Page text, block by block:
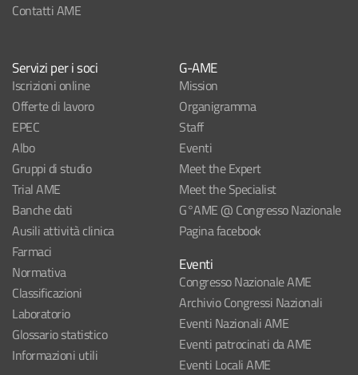
Contatti AME
Servizi per i soci
Iscrizioni online
Offerte di lavoro
EPEC
Albo
Gruppi di studio
Trial AME
Banche dati
Ausili attività clinica
Farmaci
Normativa
Classificazioni
Laboratorio
Glossario statistico
Informazioni utili
G-AME
Mission
Organigramma
Staff
Eventi
Meet the Expert
Meet the Specialist
G°AME @ Congresso Nazionale
Pagina facebook
Eventi
Congresso Nazionale AME
Archivio Congressi Nazionali
Eventi Nazionali AME
Eventi patrocinati da AME
Eventi Locali AME